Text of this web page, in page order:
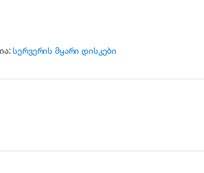
სერვერის მყარი დისკები